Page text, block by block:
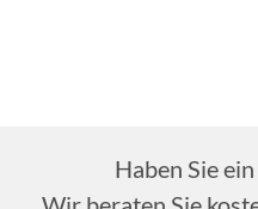
Haben Sie